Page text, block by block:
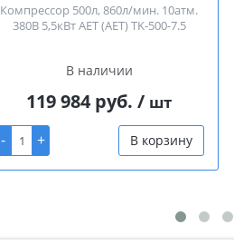
Компрессор 500л, 860л/мин. 10атм.
380В 5,5кВт АЕТ (AET) TK-500-7.5
В наличии
119 984 руб. / шт
- + В корзину